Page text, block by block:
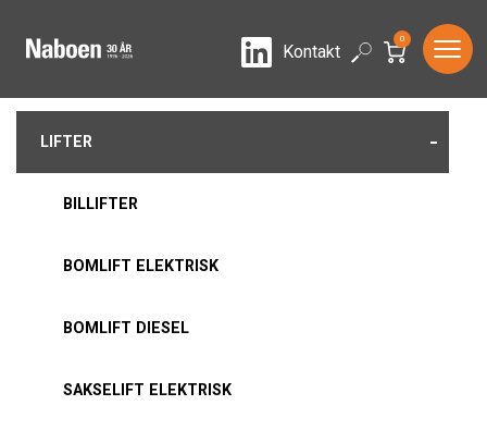
LinkedIn
Kontakt Search
0
LIFTER -
BILLIFTER
BOMLIFT ELEKTRISK
BOMLIFT DIESEL
SAKSELIFT ELEKTRISK